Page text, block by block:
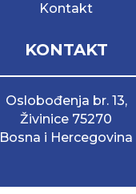
Kontakt
KONTAKT
Oslobođenja br. 13,
Živinice 75270
Bosna i Hercegovina